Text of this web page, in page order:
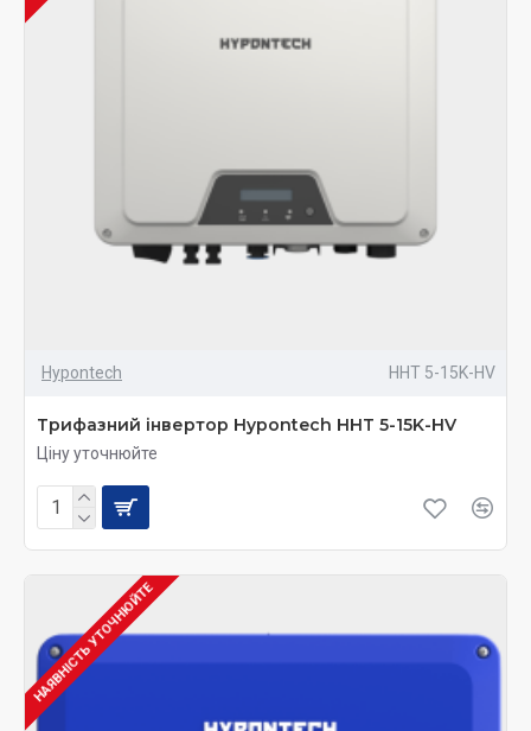
Hypontech HHT 5-15K-HV
Трифазний інвертор Hypontech HHT 5-15K-HV
Ціну уточнюйте
НАЯВНІСТЬ УТОЧНЮЙТЕ